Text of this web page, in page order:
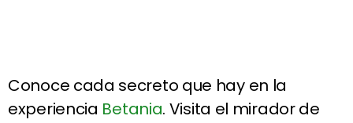
Conoce cada secreto que hay en la
experiencia Betania. Visita el mirador de